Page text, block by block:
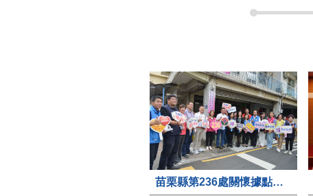
苗栗縣第236處關懷據點在苗栗市維祥里揭牌